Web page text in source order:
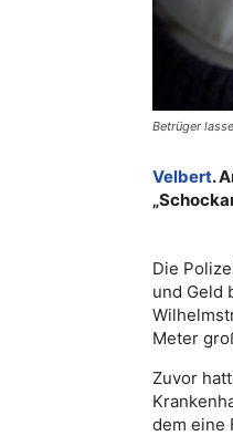
Betrüger
Velbert.
Die
und Geld
Meter
Zuvor
dem eine